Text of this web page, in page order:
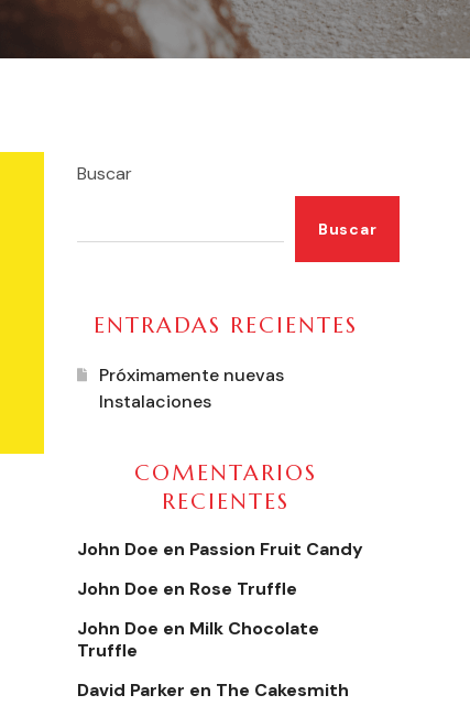
Buscar
Buscar
ENTRADAS RECIENTES
Próximamente nuevas
Instalaciones
COMENTARIOS
RECIENTES
John Doe en Passion Fruit Candy
John Doe en Rose Truffle
John Doe en Milk Chocolate
Truffle
David Parker en The Cakesmith